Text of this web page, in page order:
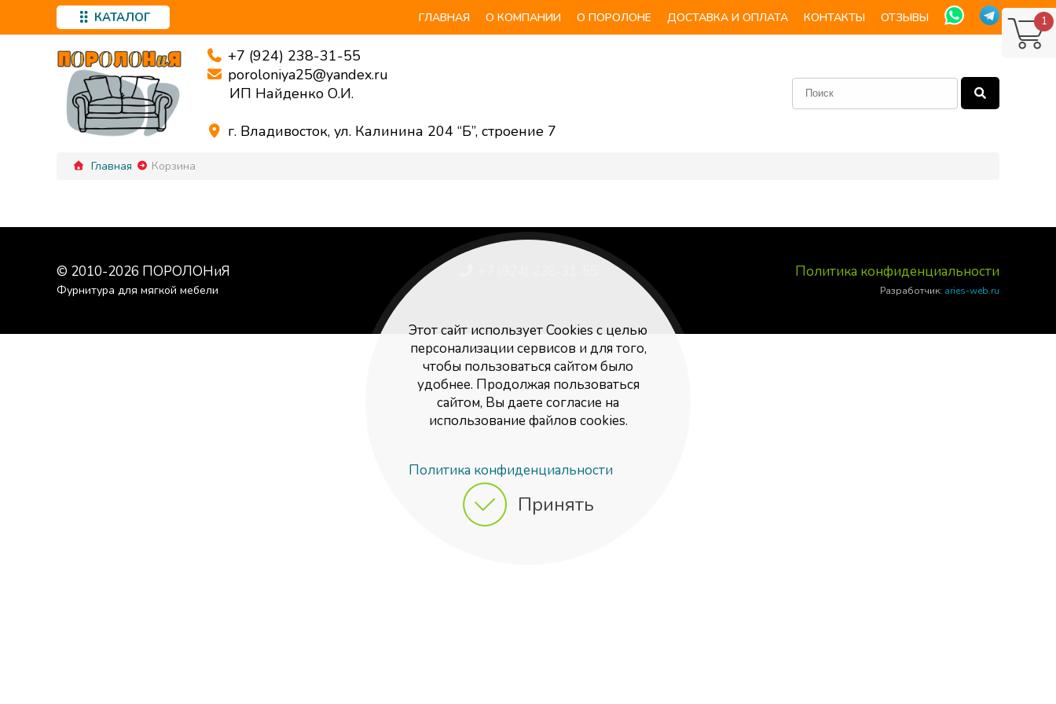
Принять
Этот сайт использует Cookies с целью
персонализации сервисов и для того,
чтобы пользоваться сайтом было
удобнее. Продолжая пользоваться
сайтом, Вы даете согласие на
использование файлов cookies.
Политика конфиденциальности
КАТАЛОГ ГЛАВНАЯ О КОМПАНИИ О ПОРОЛОНЕ ДОСТАВКА И ОПЛАТА КОНТАКТЫ ОТЗЫВЫ
+7 (924) 238-31-55
poroloniya25@yandex.ru
ИП Найденко О.И.
г. Владивосток, ул. Калинина 204 “Б”, строение 7
1
Главная Корзина
© 2010-2026 ПОРОЛОНиЯ
Фурнитура для мягкой мебели
Политика конфиденциальности
Разработчик: aries-web.ru